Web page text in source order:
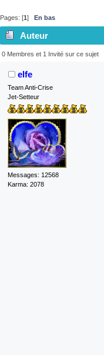
Pages: [1] En bas
Auteur
0 Membres et 1 Invité sur ce sujet
elfe
Team Anti-Crise
Jet-Setteur
Messages: 12568
Karma: 2078